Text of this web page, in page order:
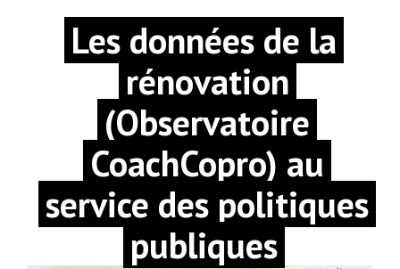
Les données de la
rénovation
(Observatoire
CoachCopro) au
service des politiques
publiques